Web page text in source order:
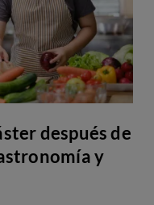
después de
y